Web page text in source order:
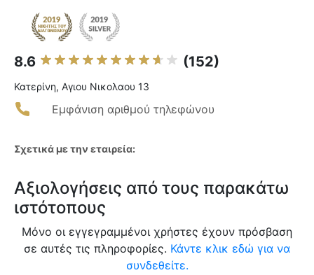
8.6 (152)
Κατερίνη, Αγιου Νικολαου 13
Εμφάνιση αριθμού τηλεφώνου
Σχετικά με την εταιρεία:
Αξιολογήσεις από τους παρακάτω
ιστότοπους
Μόνο οι εγγεγραμμένοι χρήστες έχουν πρόσβαση
σε αυτές τις πληροφορίες. Κάντε κλικ εδώ για να
συνδεθείτε.